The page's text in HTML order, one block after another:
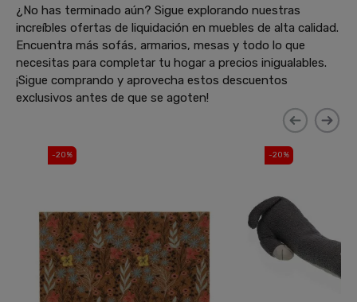
¿No has terminado aún? Sigue explorando nuestras
increíbles ofertas de liquidación en muebles de alta calidad.
Encuentra más sofás, armarios, mesas y todo lo que
necesitas para completar tu hogar a precios inigualables.
¡Sigue comprando y aprovecha estos descuentos
exclusivos antes de que se agoten!
-20% -20%